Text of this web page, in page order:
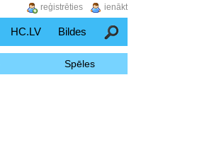
HC.LV Bildes Meklēšana
Spēles
ienākt
reģistrēties